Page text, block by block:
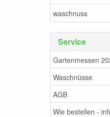
waschnuss
Service
Gartenmessen
Waschnüsse
AGB
Wie bestellen -